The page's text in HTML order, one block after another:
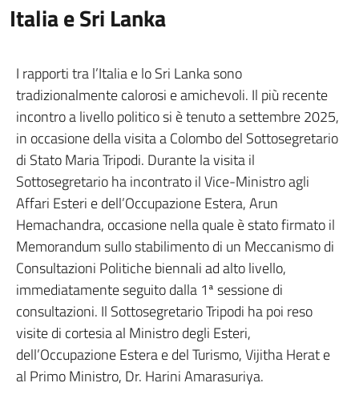
Italia e Sri Lanka
I rapporti tra l’Italia e lo Sri Lanka sono
tradizionalmente calorosi e amichevoli. Il più recente
incontro a livello politico si è tenuto a settembre 2025,
in occasione della visita a Colombo del Sottosegretario
di Stato Maria Tripodi. Durante la visita il
Sottosegretario ha incontrato il Vice-Ministro agli
Affari Esteri e dell’Occupazione Estera, Arun
Hemachandra, occasione nella quale è stato firmato il
Memorandum sullo stabilimento di un Meccanismo di
Consultazioni Politiche biennali ad alto livello,
immediatamente seguito dalla 1ª sessione di
consultazioni. Il Sottosegretario Tripodi ha poi reso
visite di cortesia al Ministro degli Esteri,
dell’Occupazione Estera e del Turismo, Vijitha Herat e
al Primo Ministro, Dr. Harini Amarasuriya.